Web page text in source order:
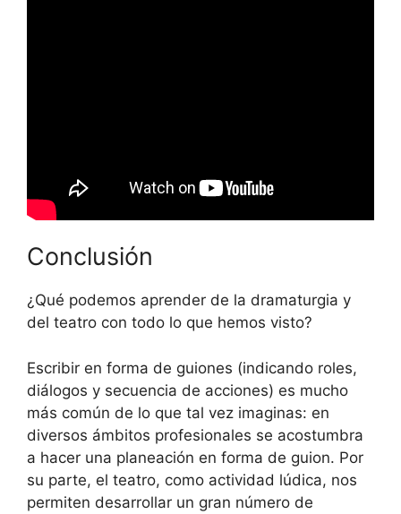
Conclusión
¿Qué podemos aprender de la dramaturgia y
del teatro con todo lo que hemos visto?
Escribir en forma de guiones (indicando roles,
diálogos y secuencia de acciones) es mucho
más común de lo que tal vez imaginas: en
diversos ámbitos profesionales se acostumbra
a hacer una planeación en forma de guion. Por
su parte, el teatro, como actividad lúdica, nos
permiten desarrollar un gran número de